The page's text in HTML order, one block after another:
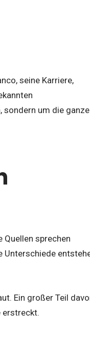
seine Karriere,
sondern um die ganze
sprechen
Unterschiede
Ein großer Teil
erstreckt.